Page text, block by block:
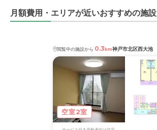
月額費用・エリアが近いおすすめの施設
閲覧中の施設から 0.3km神戸市北区西大池
空室2室